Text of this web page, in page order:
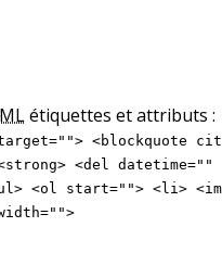
étiquettes et attributs :
<blockquote
<del
<ol start=""> <li>